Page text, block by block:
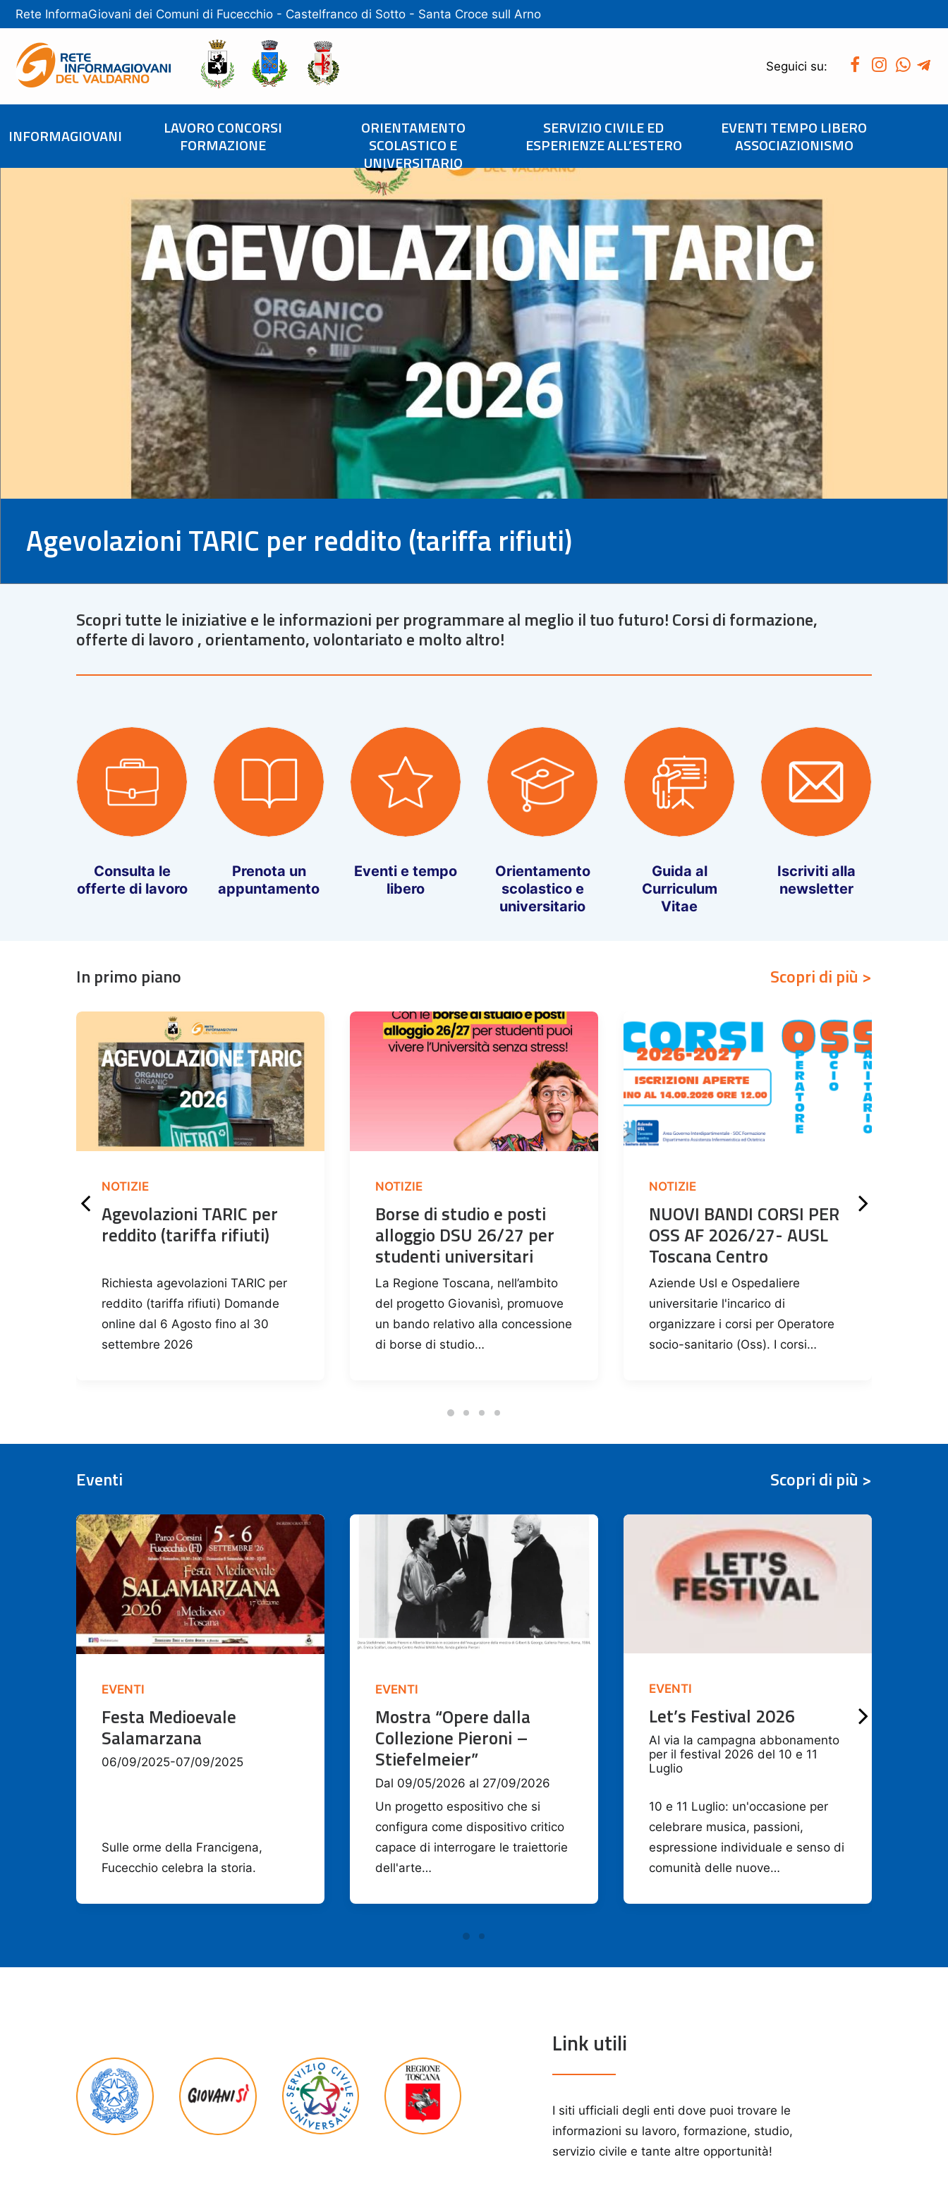
Rete InformaGiovani dei Comuni di Fucecchio - Castelfranco di Sotto - Santa Croce sull Arno
Seguici su:
INFORMAGIOVANI
LAVORO CONCORSI
FORMAZIONE
ORIENTAMENTO
SCOLASTICO E
UNIVERSITARIO
SERVIZIO CIVILE ED
ESPERIENZE ALL’ESTERO
EVENTI TEMPO LIBERO
ASSOCIAZIONISMO
Agevolazioni TARIC per reddito (tariffa rifiuti)
Scopri tutte le iniziative e le informazioni per programmare al meglio il tuo futuro! Corsi di formazione,
offerte di lavoro , orientamento, volontariato e molto altro!
Consulta le
offerte di lavoro
Prenota un
appuntamento
Eventi e tempo
libero
Orientamento
scolastico e
universitario
Guida al
Curriculum
Vitae
Iscriviti alla
newsletter
In primo piano Scopri di più >
NOTIZIE
Agevolazioni TARIC per
reddito (tariffa rifiuti)
Richiesta agevolazioni TARIC per
reddito (tariffa rifiuti) Domande
online dal 6 Agosto fino al 30
settembre 2026
NOTIZIE
Borse di studio e posti
alloggio DSU 26/27 per
studenti universitari
La Regione Toscana, nell’ambito
del progetto Giovanisì, promuove
un bando relativo alla concessione
di borse di studio…
NOTIZIE
NUOVI BANDI CORSI PER
OSS AF 2026/27- AUSL
Toscana Centro
Aziende Usl e Ospedaliere
universitarie l'incarico di
organizzare i corsi per Operatore
socio-sanitario (Oss). I corsi…
Eventi Scopri di più >
EVENTI
Festa Medioevale
Salamarzana
06/09/2025-07/09/2025
Sulle orme della Francigena,
Fucecchio celebra la storia.
EVENTI
Mostra “Opere dalla
Collezione Pieroni –
Stiefelmeier”
Dal 09/05/2026 al 27/09/2026
Un progetto espositivo che si
configura come dispositivo critico
capace di interrogare le traiettorie
dell'arte…
EVENTI
Let’s Festival 2026
Al via la campagna abbonamento
per il festival 2026 del 10 e 11
Luglio
10 e 11 Luglio: un'occasione per
celebrare musica, passioni,
espressione individuale e senso di
comunità delle nuove…
Link utili
I siti ufficiali degli enti dove puoi trovare le
informazioni su lavoro, formazione, studio,
servizio civile e tante altre opportunità!